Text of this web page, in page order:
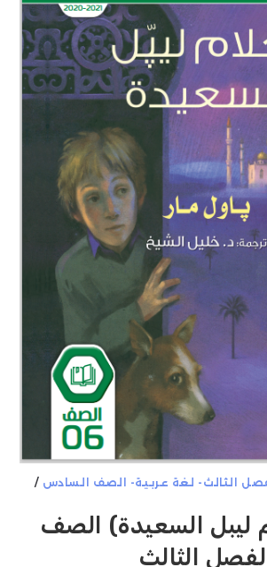
الثالث- لغة عربية- الصف السادس /
ليبل السعيدة) الصف
الثالث